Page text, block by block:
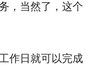
，当然了，这个
作日就可以完成